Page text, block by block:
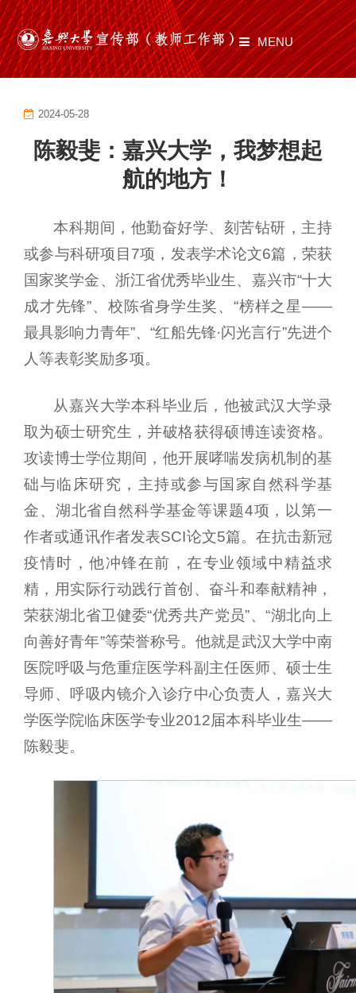
MENU
部门职责
工作动态
文化建设
通知公告
文件制度
资料下载
2024-05-28
陈毅斐：嘉兴大学，我梦想起
航的地方！
本科期间，他勤奋好学、刻苦钻研，主持
或参与科研项目7项，发表学术论文6篇，荣获
国家奖学金、浙江省优秀毕业生、嘉兴市“十大
成才先锋”、校陈省身学生奖、“榜样之星——
最具影响力青年”、“红船先锋·闪光言行”先进个
人等表彰奖励多项。
从嘉兴大学本科毕业后，他被武汉大学录
取为硕士研究生，并破格获得硕博连读资格。
攻读博士学位期间，他开展哮喘发病机制的基
础与临床研究，主持或参与国家自然科学基
金、湖北省自然科学基金等课题4项，以第一
作者或通讯作者发表SCI论文5篇。在抗击新冠
疫情时，他冲锋在前，在专业领域中精益求
精，用实际行动践行首创、奋斗和奉献精神，
荣获湖北省卫健委“优秀共产党员”、“湖北向上
向善好青年”等荣誉称号。他就是武汉大学中南
医院呼吸与危重症医学科副主任医师、硕士生
导师、呼吸内镜介入诊疗中心负责人，嘉兴大
学医学院临床医学专业2012届本科毕业生——
陈毅斐。